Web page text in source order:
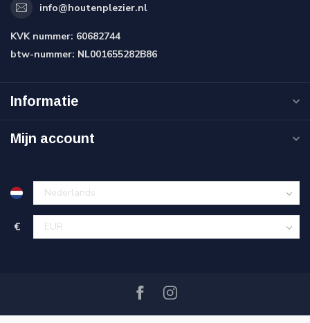
info@houtenplezier.nl
KVK nummer: 60682744
btw-nummer: NL001655282B86
Informatie
Mijn account
€